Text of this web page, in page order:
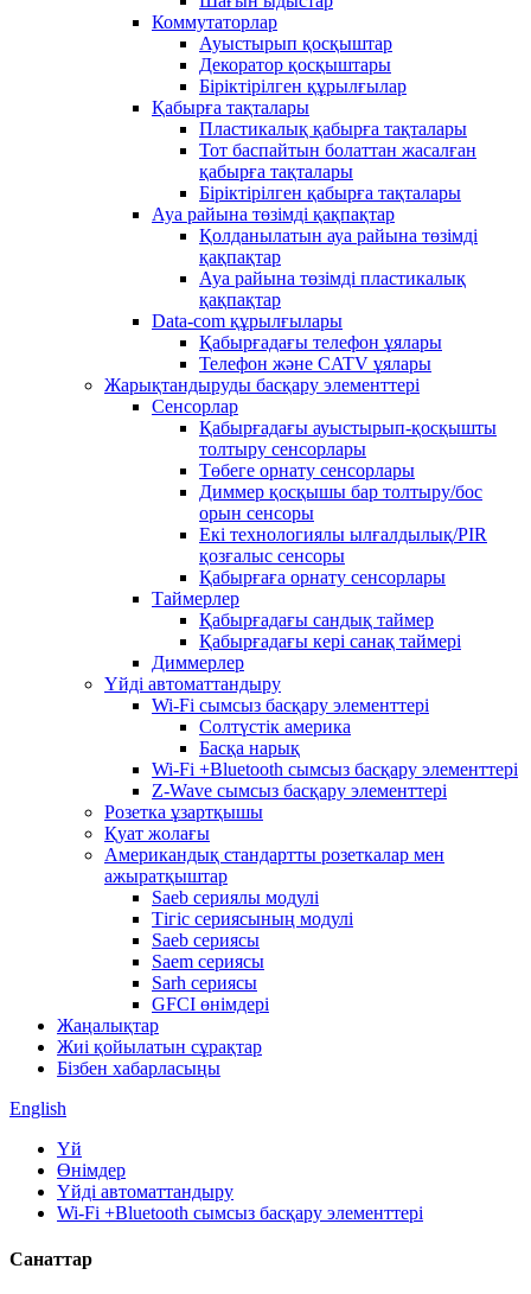
Коммутаторлар
Ауыстырып қосқыштар
Декоратор қосқыштары
Біріктірілген құрылғылар
Қабырға тақталары
Пластикалық қабырға тақталары
Тот баспайтын болаттан жасалған
қабырға тақталары
Біріктірілген қабырға тақталары
Ауа райына төзімді қақпақтар
Қолданылатын ауа райына төзімді
қақпақтар
Ауа райына төзімді пластикалық
қақпақтар
Data-com құрылғылары
Қабырғадағы телефон ұялары
Телефон және CATV ұялары
Жарықтандыруды басқару элементтері
Сенсорлар
Қабырғадағы ауыстырып-қосқышты
толтыру сенсорлары
Төбеге орнату сенсорлары
Диммер қосқышы бар толтыру/бос
орын сенсоры
Екі технологиялы ылғалдылық/PIR
қозғалыс сенсоры
Қабырғаға орнату сенсорлары
Таймерлер
Қабырғадағы сандық таймер
Қабырғадағы кері санақ таймері
Диммерлер
Үйді автоматтандыру
Wi-Fi сымсыз басқару элементтері
Солтүстік америка
Басқа нарық
Wi-Fi +Bluetooth сымсыз басқару элементтері
Z-Wave сымсыз басқару элементтері
Розетка ұзартқышы
Қуат жолағы
Американдық стандартты розеткалар мен
ажыратқыштар
Saeb сериялы модулі
Тігіс сериясының модулі
Saeb сериясы
Saem сериясы
Sarh сериясы
GFCI өнімдері
Жаңалықтар
Жиі қойылатын сұрақтар
Бізбен хабарласыңы
English
Үй
Өнімдер
Үйді автоматтандыру
Wi-Fi +Bluetooth сымсыз басқару элементтері
Санаттар